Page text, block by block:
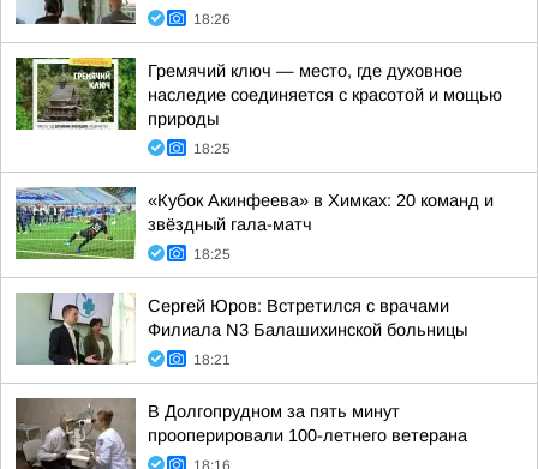
18:26
Гремячий ключ — место, где духовное
наследие соединяется с красотой и мощью
природы
18:25
«Кубок Акинфеева» в Химках: 20 команд и
звёздный гала-матч
18:25
Сергей Юров: Встретился с врачами
Филиала N3 Балашихинской больницы
18:21
В Долгопрудном за пять минут
прооперировали 100-летнего ветерана
18:16